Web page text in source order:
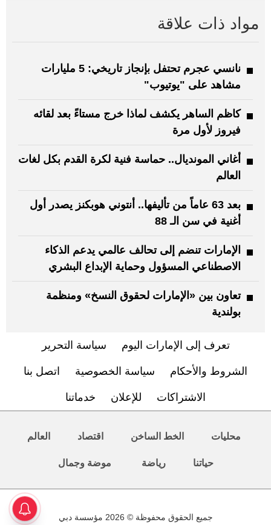
مواد ذات علاقة
نانسي عجرم تحتفل بإنجاز تاريخي: 5 مليارات
مشاهد على "يوتيوب"
كاظم الساهر يكشف لماذا خرج مستاءً بعد لقائه
فيروز لأول مرة
أغاني المونديال.. حماسة فنية لكرة القدم بكل لغات
العالم
بعد 63 عاماً من تأليفها.. أنتوني هوبكنز يصدر أول
أغنية في سن الـ 88
الإمارات تنضم إلى تحالف عالمي يدعم الذكاء
الاصطناعي المسؤول وحماية الإبداع البشري
تعاون بين «الإمارات لحقوق النسخ» ومنظمة
بولندية
تعرف إلى الإمارات اليوم سياسة التحرير
الشروط والأحكام سياسة الخصوصية اتصل بنا
الاشتراكات للإعلان خدماتنا
محليات الخط الساخن اقتصاد العالم
حياتنا رياضة موضة وجمال
جميع الحقوق محفوظة © 2026 مؤسسة دبي